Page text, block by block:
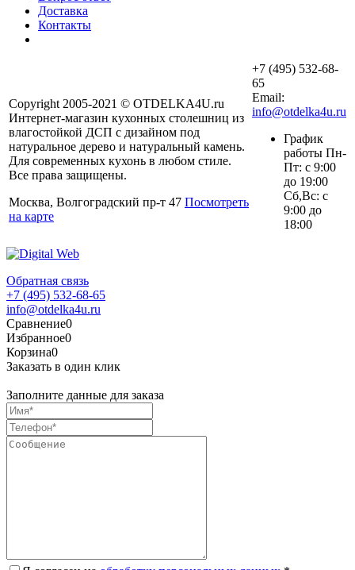
Доставка
Контакты
Copyright 2005-2021 © OTDELKA4U.ru
Интернет-магазин кухонных столешниц из
влагостойкой ДСП с дизайном под
натуральное дерево и натуральный камень.
Для современных кухонь в любом стиле.
Все права защищены.
Москва, Волгоградский пр-т 47 Посмотреть
на карте
+7 (495) 532-68-
65
Email:
info@otdelka4u.ru
График
работы Пн-
Пт: с 9:00
до 19:00
Сб,Вс: с
9:00 до
18:00
Обратная связь
+7 (495) 532-68-65
info@otdelka4u.ru
Сравнение0
Избранное0
Корзина0
Заказать в один клик
Заполните данные для заказа